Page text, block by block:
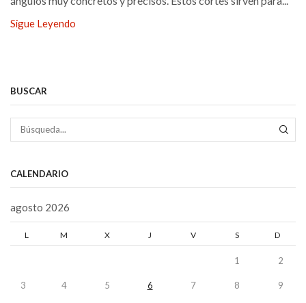
Sigue Leyendo
BUSCAR
CALENDARIO
agosto 2026
L M X J V S D
1 2
3 4 5 6 7 8 9